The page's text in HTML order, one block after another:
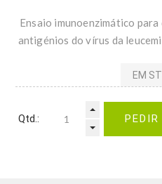
Ensaio imunoenzimático
antigénios do vírus da
EM
Qtd.: PEDIR